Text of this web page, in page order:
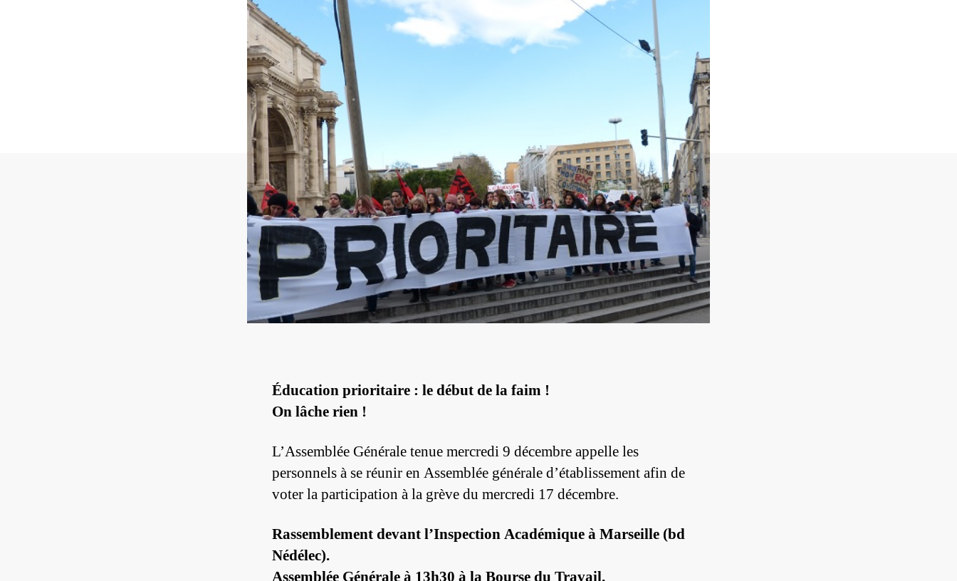
Éducation prioritaire : le début de la faim !
On lâche rien !
L’Assemblée Générale tenue mercredi 9 décembre appelle les
personnels à se réunir en Assemblée générale d’établissement afin de
voter la participation à la grève du mercredi 17 décembre.
Rassemblement devant l’Inspection Académique à Marseille (bd
Nédélec).